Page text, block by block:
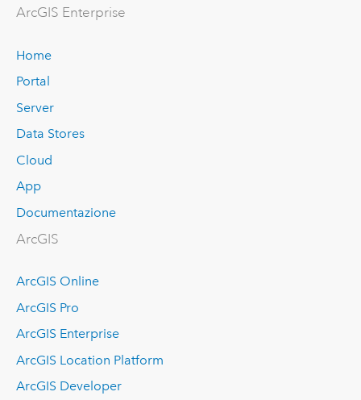
ArcGIS Enterprise
Home
Portal
Server
Data Stores
Cloud
App
Documentazione
ArcGIS
ArcGIS Online
ArcGIS Pro
ArcGIS Enterprise
ArcGIS Location Platform
ArcGIS Developer